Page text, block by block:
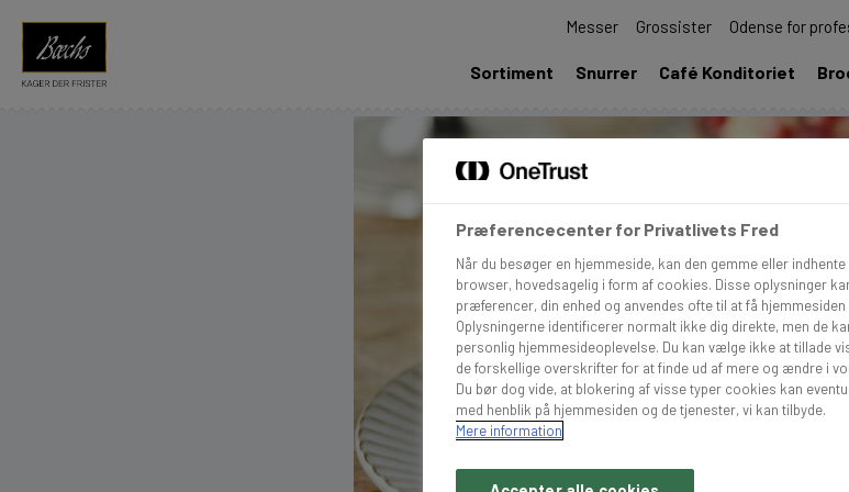
Messer Grossister Odense for
Sortiment Snurrer Café Konditoriet
Præferencecenter for Privatlivets Fred
Når du besøger en hjemmeside, kan den gemme eller
browser, hovedsagelig i form af cookies. Disse oplysninger
præferencer, din enhed og anvendes ofte til at få
Oplysningerne identificerer normalt ikke dig direkte, men de
personlig hjemmesideoplevelse. Du kan vælge ikke at tillade
de forskellige overskrifter for at finde ud af mere og ændre i
Du bør dog vide, at blokering af visse typer cookies kan
med henblik på hjemmesiden og de tjenester, vi kan tilbyde.
Mere information